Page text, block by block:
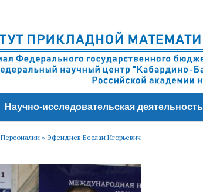
Научно-исследовательская деятельность
Персоналии» Эфендиев Беслан Игорьевич